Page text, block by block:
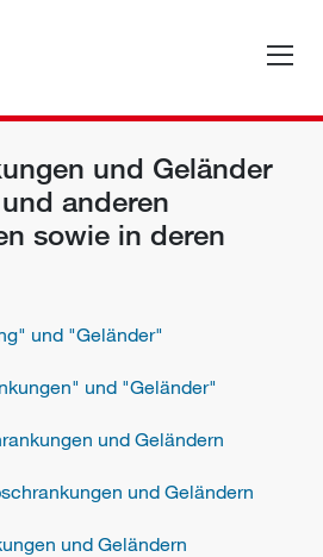
und Geländer
anderen
sowie in deren
und "Geländer"
und "Geländer"
und Geländern
und Geländern
und Geländern